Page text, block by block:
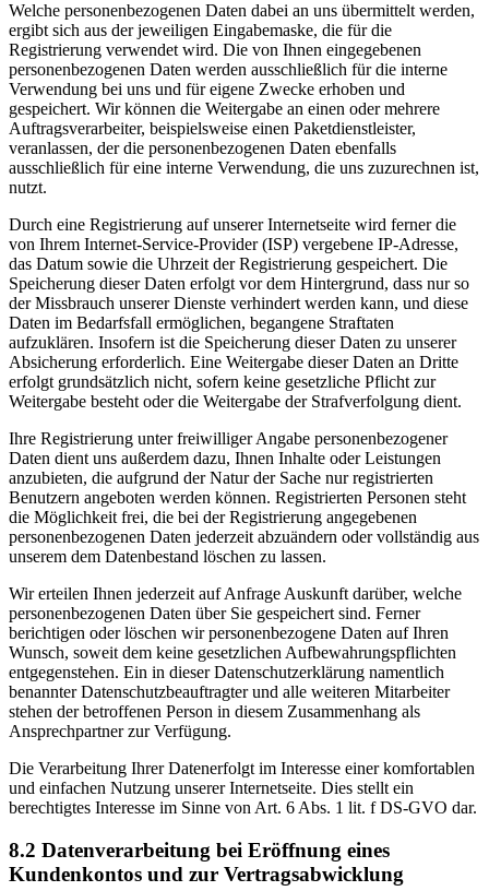
Welche personenbezogenen Daten dabei an uns übermittelt werden,
ergibt sich aus der jeweiligen Eingabemaske, die für die
Registrierung verwendet wird. Die von Ihnen eingegebenen
personenbezogenen Daten werden ausschließlich für die interne
Verwendung bei uns und für eigene Zwecke erhoben und
gespeichert. Wir können die Weitergabe an einen oder mehrere
Auftragsverarbeiter, beispielsweise einen Paketdienstleister,
veranlassen, der die personenbezogenen Daten ebenfalls
ausschließlich für eine interne Verwendung, die uns zuzurechnen ist,
nutzt.
Durch eine Registrierung auf unserer Internetseite wird ferner die
von Ihrem Internet-Service-Provider (ISP) vergebene IP-Adresse,
das Datum sowie die Uhrzeit der Registrierung gespeichert. Die
Speicherung dieser Daten erfolgt vor dem Hintergrund, dass nur so
der Missbrauch unserer Dienste verhindert werden kann, und diese
Daten im Bedarfsfall ermöglichen, begangene Straftaten
aufzuklären. Insofern ist die Speicherung dieser Daten zu unserer
Absicherung erforderlich. Eine Weitergabe dieser Daten an Dritte
erfolgt grundsätzlich nicht, sofern keine gesetzliche Pflicht zur
Weitergabe besteht oder die Weitergabe der Strafverfolgung dient.
Ihre Registrierung unter freiwilliger Angabe personenbezogener
Daten dient uns außerdem dazu, Ihnen Inhalte oder Leistungen
anzubieten, die aufgrund der Natur der Sache nur registrierten
Benutzern angeboten werden können. Registrierten Personen steht
die Möglichkeit frei, die bei der Registrierung angegebenen
personenbezogenen Daten jederzeit abzuändern oder vollständig aus
unserem dem Datenbestand löschen zu lassen.
Wir erteilen Ihnen jederzeit auf Anfrage Auskunft darüber, welche
personenbezogenen Daten über Sie gespeichert sind. Ferner
berichtigen oder löschen wir personenbezogene Daten auf Ihren
Wunsch, soweit dem keine gesetzlichen Aufbewahrungspflichten
entgegenstehen. Ein in dieser Datenschutzerklärung namentlich
benannter Datenschutzbeauftragter und alle weiteren Mitarbeiter
stehen der betroffenen Person in diesem Zusammenhang als
Ansprechpartner zur Verfügung.
Die Verarbeitung Ihrer Datenerfolgt im Interesse einer komfortablen
und einfachen Nutzung unserer Internetseite. Dies stellt ein
berechtigtes Interesse im Sinne von Art. 6 Abs. 1 lit. f DS-GVO dar.
8.2 Datenverarbeitung bei Eröffnung eines
Kundenkontos und zur Vertragsabwicklung